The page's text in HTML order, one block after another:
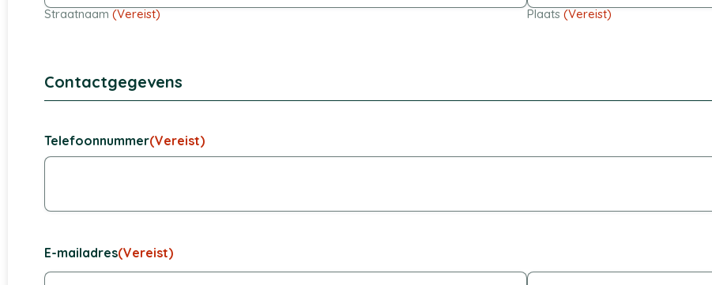
Straatnaam (Vereist) Plaats (Vereist)
Contactgegevens
Telefoonnummer(Vereist)
E-mailadres(Vereist)